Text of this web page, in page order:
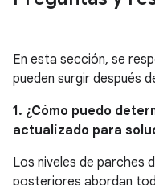
En esta sección, se
pueden surgir después
1. ¿Cómo puedo
actualizado para
Los niveles de parches
posteriores abordan